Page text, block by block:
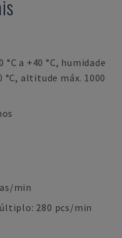
a +40 °C, humidade
°C, altitude máx. 1000
min
280 pcs/min